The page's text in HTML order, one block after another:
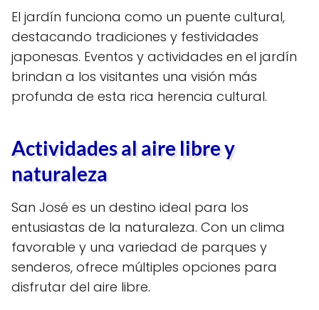
El jardín funciona como un puente cultural,
destacando tradiciones y festividades
japonesas. Eventos y actividades en el jardín
brindan a los visitantes una visión más
profunda de esta rica herencia cultural.
Actividades al aire libre y
naturaleza
San José es un destino ideal para los
entusiastas de la naturaleza. Con un clima
favorable y una variedad de parques y
senderos, ofrece múltiples opciones para
disfrutar del aire libre.